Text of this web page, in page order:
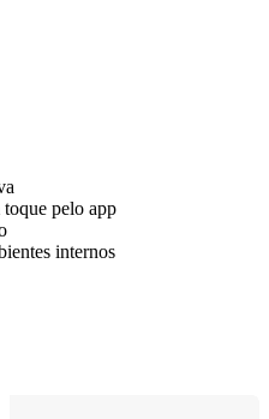
pelo app
internos